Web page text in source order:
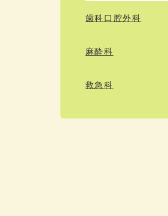
⻭科⼝腔外科
麻酔科
救急科